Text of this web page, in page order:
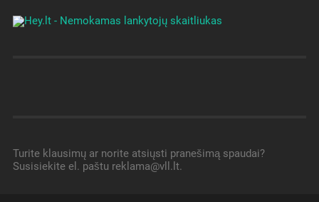
Turite klausimų ar norite atsiųsti pranešimą spaudai?
Susisiekite el. paštu reklama@vll.lt.